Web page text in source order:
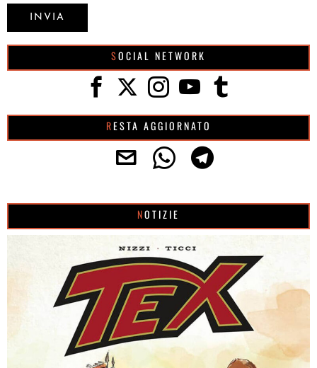
SOCIAL NETWORK
RESTA AGGIORNATO
NOTIZIE